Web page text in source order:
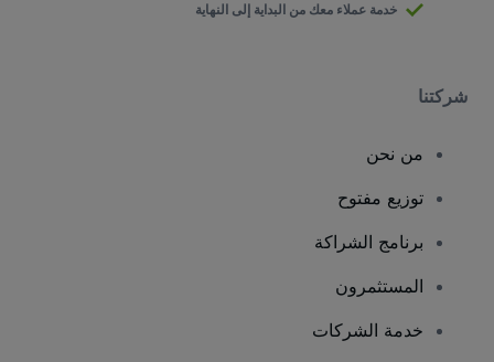
خدمة عملاء معك من البداية إلى النهاية
شركتنا
من نحن
توزيع مفتوح
برنامج الشراكة
المستثمرون
خدمة الشركات